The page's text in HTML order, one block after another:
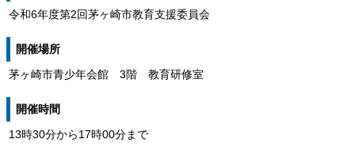
令和6年度第2回茅ヶ崎市教育支援委員会
開催場所
茅ヶ崎市青少年会館 3階 教育研修室
開催時間
13時30分から17時00分まで